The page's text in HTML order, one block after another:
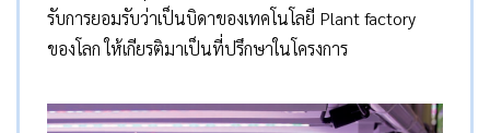
รับการยอมรับว่าเป็นบิดาของเทคโนโลยี Plant factory
ของโลก ให้เกียรติมาเป็นที่ปรึกษาในโครงการ